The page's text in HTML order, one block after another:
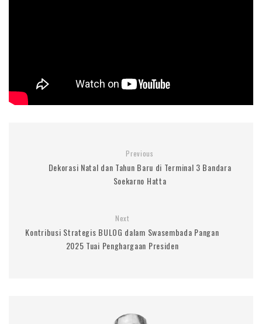
Previous
Dekorasi Natal dan Tahun Baru di Terminal 3 Bandara
Soekarno Hatta
Next
Kontribusi Strategis BULOG dalam Swasembada Pangan
2025 Tuai Penghargaan Presiden